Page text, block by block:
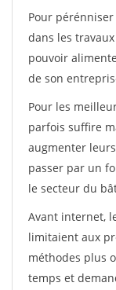
Pour
dans les
pouvoir
de son
Pour les
parfois suffire
augmenter
passer par un
le secteur du
Avant internet,
limitaient aux
méthodes plus
temps et